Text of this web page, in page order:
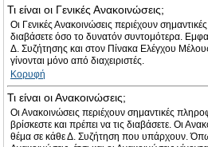
Τι είναι οι Γενικές Ανακοινώσεις;
Οι Γενικές Ανακοινώσεις περιέχουν
διαβάσετε όσο το δυνατόν συντομότερα.
Δ. Συζήτησης και στον Πίνακα Ελέγχου
γίνονται μόνο από διαχειριστές.
Κορυφή
Τι είναι οι Ανακοινώσεις;
Οι Ανακοινώσεις περιέχουν σημαντικές
βρίσκεστε και πρέπει να τις διαβάσετε. Οι
θέμα σε κάθε Δ. Συζήτηση που υπάρχουν. Όπως